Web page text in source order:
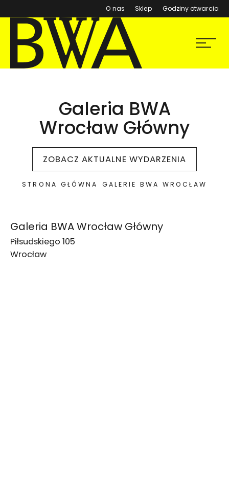
O nas Sklep (otwiera się w nowym
Godziny otwarcia
BWA Wrocław
Galerie Sztuki Współczesnej
Menu
Galeria BWA
Wrocław Główny
ZOBACZ AKTUALNE WYDARZENIA
STRONA GŁÓWNA GALERIE BWA WROCŁAW
Lokalizacja na mapie Google:
Galeria BWA Wrocław Główny
Piłsudskiego 105
Wrocław